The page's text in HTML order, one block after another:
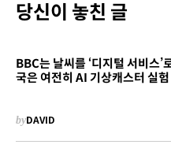
당신이 놓친 글
BBC는 날씨를 ‘디지털 서비스
국은 여전히 AI 기상캐스터 실
byDAVID